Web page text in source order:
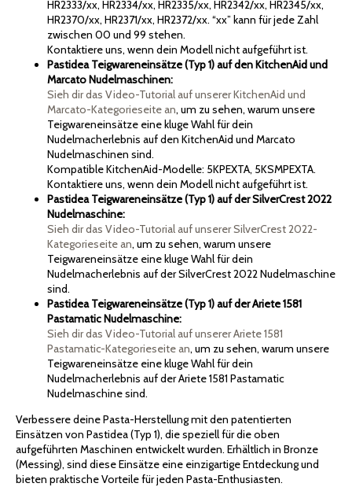
HR2333/xx, HR2334/xx, HR2335/xx, HR2342/xx, HR2345/xx,
HR2370/xx, HR2371/xx, HR2372/xx. “xx” kann für jede Zahl
zwischen 00 und 99 stehen.
Kontaktiere uns, wenn dein Modell nicht aufgeführt ist.
Pastidea Teigwareneinsätze (Typ 1) auf den KitchenAid und
Marcato Nudelmaschinen:
Sieh dir das Video-Tutorial auf unserer KitchenAid und
Marcato-Kategorieseite an, um zu sehen, warum unsere
Teigwareneinsätze eine kluge Wahl für dein
Nudelmacherlebnis auf den KitchenAid und Marcato
Nudelmaschinen sind.
Kompatible KitchenAid-Modelle: 5KPEXTA, 5KSMPEXTA.
Kontaktiere uns, wenn dein Modell nicht aufgeführt ist.
Pastidea Teigwareneinsätze (Typ 1) auf der SilverCrest 2022
Nudelmaschine:
Sieh dir das Video-Tutorial auf unserer SilverCrest 2022-
Kategorieseite an, um zu sehen, warum unsere
Teigwareneinsätze eine kluge Wahl für dein
Nudelmacherlebnis auf der SilverCrest 2022 Nudelmaschine
sind.
Pastidea Teigwareneinsätze (Typ 1) auf der Ariete 1581
Pastamatic Nudelmaschine:
Sieh dir das Video-Tutorial auf unserer Ariete 1581
Pastamatic-Kategorieseite an, um zu sehen, warum unsere
Teigwareneinsätze eine kluge Wahl für dein
Nudelmacherlebnis auf der Ariete 1581 Pastamatic
Nudelmaschine sind.
Verbessere deine Pasta-Herstellung mit den patentierten
Einsätzen von Pastidea (Typ 1), die speziell für die oben
aufgeführten Maschinen entwickelt wurden. Erhältlich in Bronze
(Messing), sind diese Einsätze eine einzigartige Entdeckung und
bieten praktische Vorteile für jeden Pasta-Enthusiasten.